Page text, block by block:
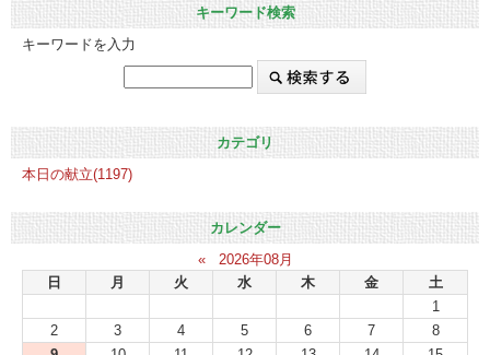
キーワード検索
キーワードを入力
カテゴリ
本日の献立(1197)
カレンダー
«
2026年08月
日
月 火 水 木 金
土
1
2
3 4 5 6 7
8